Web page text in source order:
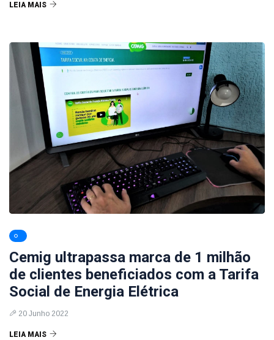
LEIA MAIS
Cemig ultrapassa marca de 1 milhão
de clientes beneficiados com a Tarifa
Social de Energia Elétrica
20 Junho 2022
LEIA MAIS